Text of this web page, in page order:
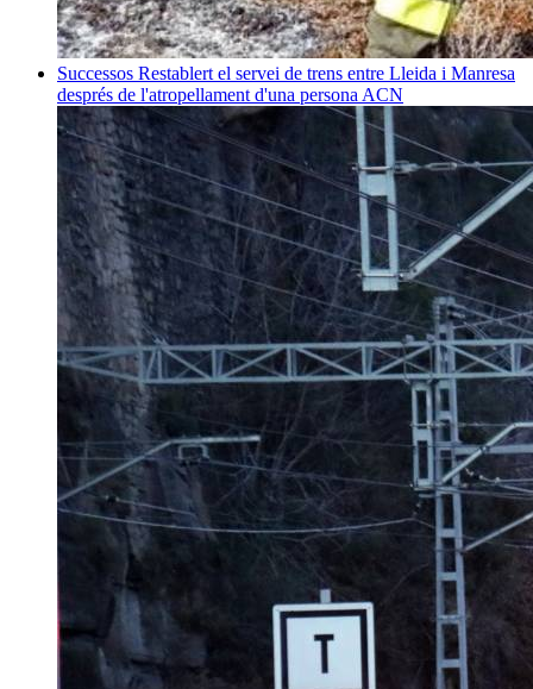
Successos Restablert el servei de trens entre Lleida i Manresa
després de l'atropellament d'una persona ACN